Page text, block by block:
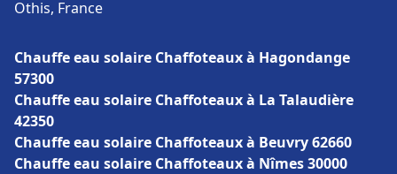
Othis, France
Chauffe eau solaire Chaffoteaux à Hagondange
57300
Chauffe eau solaire Chaffoteaux à La Talaudière
42350
Chauffe eau solaire Chaffoteaux à Beuvry 62660
Chauffe eau solaire Chaffoteaux à Nîmes 30000